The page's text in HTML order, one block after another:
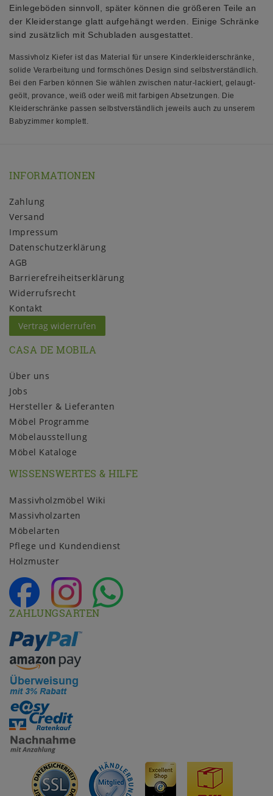
Einlegeböden sinnvoll, später können die größeren Teile an
der Kleiderstange glatt aufgehängt werden. Einige Schränke
sind zusätzlich mit Schubladen ausgestattet.
Massivholz Kiefer ist das Material für unsere Kinderkleiderschränke,
solide Verarbeitung und formschönes Design sind selbstverständlich.
Bei den Farben können Sie wählen zwischen natur-lackiert, gelaugt-
geölt, provance, weiß oder weiß mit farbigen Absetzungen. Die
Kleiderschränke passen selbstverständlich jeweils auch zu unserem
Babyzimmer komplett.
INFORMATIONEN
Zahlung
Versand
Impressum
Daten­schutz­erklärung
AGB
Barrierefreiheitserklärung
Widerrufs­recht
Kontakt
Vertrag widerrufen
CASA DE MOBILA
Über uns
Jobs
Hersteller & Lieferanten
Möbel Programme
Möbelausstellung
Möbel Kataloge
WISSENSWERTES & HILFE
Massivholzmöbel Wiki
Massivholzarten
Möbelarten
Pflege und Kundendienst
Holzmuster
ZAHLUNGSARTEN